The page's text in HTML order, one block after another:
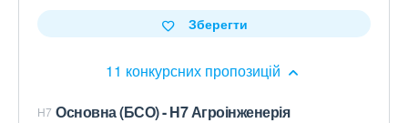
11 конкурсних пропозицій
Зберегти
H7 Основна (БСО) - H7 Агроінженерія